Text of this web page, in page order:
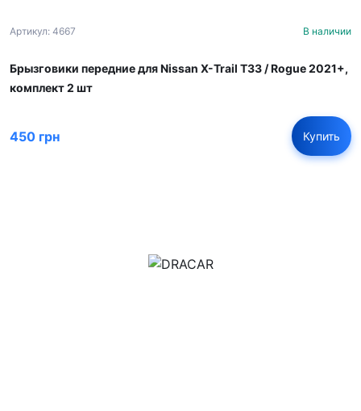
Артикул: 4667 В наличии
Брызговики передние для Nissan X-Trail T33 / Rogue 2021+,
комплект 2 шт
450 грн Купить